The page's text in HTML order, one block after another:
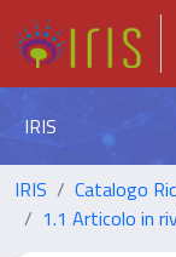
IRIS
IRIS Catalogo
1.1 Articolo in